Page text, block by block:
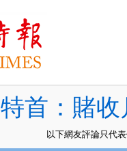
特首：賭
以下網友評論只代